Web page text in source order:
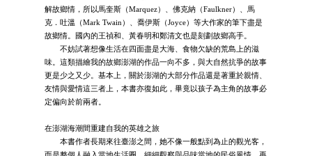
解故鄉情，所以馬奎斯（Marquez）、佛克納（Faulkner）、馬
克．吐溫（Mark Twain）、喬伊斯（Joyce）等大作家的筆下盡是
故鄉情。國內的王禎和、黃春明和鄭清文也是刻劃故鄉高手。
不妨試著想像生活在四面盡是大海、食物欠缺的荒島上的滋
味。這類描繪我的故鄉澎湖的作品一向不多，與大自然抗爭的故事
更是少之又少。基本上，關於澎湖的大部分作品還是著重於親情、
友情與愛情這三者上，本書亦復如此，畢竟以孩子為主角的故事必
定偏向於前兩者。
在澎湖海潮間重建自我的英雄之旅
本書作者長期來往臺澎之間，她不像一般點到為止的觀光客，